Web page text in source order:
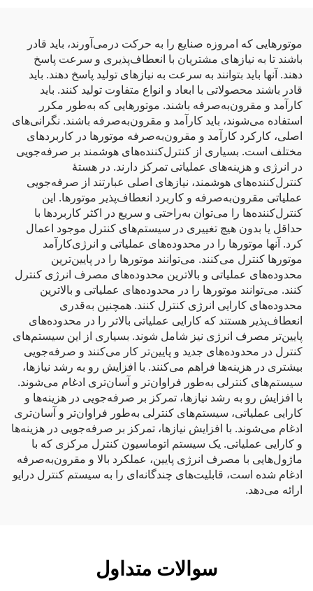
موتورهایی که امروزه صنایع را به حرکت درمی‌آورند، باید قادر
باشند تا به نیازهای مشتریان با انعطاف‌پذیری و سرعت پاسخ
دهند. آنها باید بتوانند به سرعت به نیازهای تولید پاسخ دهند. باید
قادر باشند محصولاتی با ابعاد و انواع متفاوت تولید کنند. باید
کارآمد و مقرون‌به‌صرفه باشند. موتورهایی که به‌طور مکرر
استفاده می‌شوند، باید کارآمد و مقرون‌به‌صرفه باشند. نگرانی‌های
اصلی، کارکرد کارآمد و مقرون‌به‌صرفه موتورها در کاربردهای
مختلف است. بسیاری از کنترل‌کننده‌های هوشمند بر صرفه‌جویی
در انرژی و هزینه‌های عملیاتی تمرکز دارند. در هستهٔ
کنترل‌کننده‌های هوشمند، نیازهای اصلی عبارتند از صرفه‌جویی
عملیاتی مقرون‌به‌صرفه و کاربرد انعطاف‌پذیر موتورها. این
کنترل‌کننده‌ها را می‌توان به‌راحتی و سریع در اکثر کاربردها با
حداقل یا بدون هیچ تغییری در سیستم‌های کنترل موجود اعمال
کرد. آنها موتورها را در محدوده‌های عملیاتی و انرژی‌کارآمد
موتورها کنترل می‌کنند. می‌توانند موتورها را در پایین‌ترین
محدوده‌های عملیاتی و بالاترین محدوده‌های مصرف انرژی کنترل
کنند. می‌توانند موتورها را در محدوده‌های عملیاتی و بالاترین
محدوده‌های کارایی انرژی کنترل کنند. همچنین به‌قدری
انعطاف‌پذیر هستند که کارایی عملیاتی بالاتر را در محدوده‌های
پایین‌تر مصرف انرژی نیز شامل شوند. بسیاری از این سیستم‌های
کنترل در محدوده‌های جدید و پایین‌تر کار می‌کنند و صرفه‌جویی
بیشتری در هزینه‌ها فراهم می‌کنند. با افزایش رو به رشد نیازها،
سیستم‌های کنترلی به‌طور فراوان‌تر و آسان‌تری ادغام می‌شوند.
با افزایش رو به رشد نیازها، تمرکز بر صرفه‌جویی در هزینه‌ها و
کارایی عملیاتی، سیستم‌های کنترلی به‌طور فراوان‌تر و آسان‌تری
ادغام می‌شوند. با افزایش نیازها، تمرکز بر صرفه‌جویی در هزینه‌ها
و کارایی عملیاتی. یک سیستم اتوماسیون کنترل مرکزی که با
ماژول‌هایی با مصرف انرژی پایین، عملکرد بالا و مقرون‌به‌صرفه
ادغام شده است، قابلیت‌های چندگانه‌ای را به سیستم کنترل درایو
ارائه می‌دهد.
سوالات متداول